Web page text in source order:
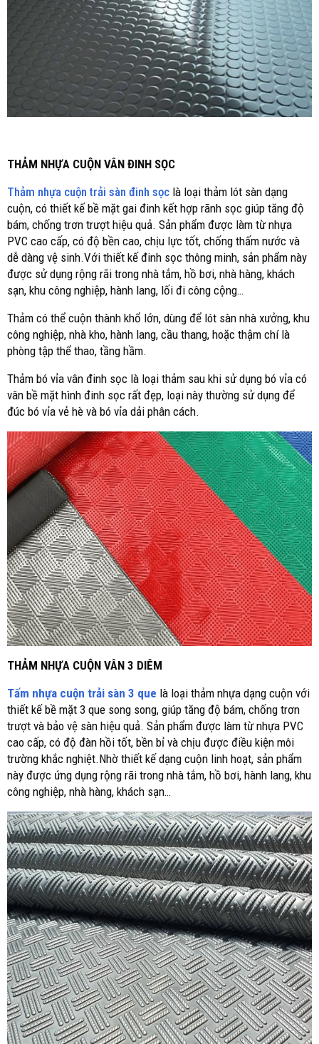
THẢM NHỰA CUỘN VÂN ĐINH SỌC
Thảm nhựa cuộn trải sàn đinh sọc là loại thảm lót sàn dạng
cuộn, có thiết kế bề mặt gai đinh kết hợp rãnh sọc giúp tăng độ
bám, chống trơn trượt hiệu quả. Sản phẩm được làm từ nhựa
PVC cao cấp, có độ bền cao, chịu lực tốt, chống thấm nước và
dễ dàng vệ sinh.Với thiết kế đinh sọc thông minh, sản phẩm này
được sử dụng rộng rãi trong nhà tắm, hồ bơi, nhà hàng, khách
sạn, khu công nghiệp, hành lang, lối đi công cộng…
Thảm có thể cuộn thành khổ lớn, dùng để lót sàn nhà xưởng, khu
công nghiệp, nhà kho, hành lang, cầu thang, hoặc thậm chí là
phòng tập thể thao, tầng hầm.
Thảm bó vỉa vân đinh sọc là loại thảm sau khi sử dụng bó vỉa có
vân bề mặt hình đinh sọc rất đẹp, loại này thường sử dụng để
đúc bó vỉa vẻ hè và bó vỉa dải phân cách.
THẢM NHỰA CUỘN VÂN 3 DIÊM
Tấm nhựa cuộn trải sàn 3 que là loại thảm nhựa dạng cuộn với
thiết kế bề mặt 3 que song song, giúp tăng độ bám, chống trơn
trượt và bảo vệ sàn hiệu quả. Sản phẩm được làm từ nhựa PVC
cao cấp, có độ đàn hồi tốt, bền bỉ và chịu được điều kiện môi
trường khắc nghiệt.Nhờ thiết kế dạng cuộn linh hoạt, sản phẩm
này được ứng dụng rộng rãi trong nhà tắm, hồ bơi, hành lang, khu
công nghiệp, nhà hàng, khách sạn…